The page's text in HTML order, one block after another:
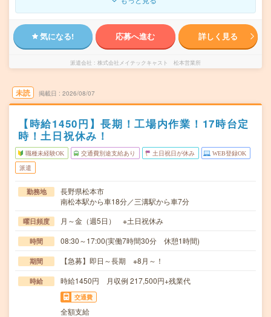
気になる! 応募へ進む 詳しく見る
派遣会社 株式会社メイテックキャスト 松本営業所
未読 掲載日 2026/08/07
【時給1450円】長期！工場内作業！17時台定
時！土日祝休み！
職種未経験OK 交通費別途支給あり 土日祝日が休み WEB登録OK
派遣
勤務地
長野県松本市
南松本駅から車18分／三溝駅から車7分
曜日頻度 月～金（週5日） ※土日祝休み
時間 08:30～17:00(実働7時間30分 休憩1時間)
期間 【急募】即日～長期 ※8月～！
時給 時給1450円 月収例 217,500円+残業代
交通費
全額支給